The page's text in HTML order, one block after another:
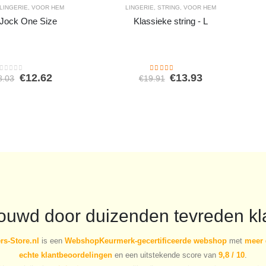
LINGERIE,VOOR HEM
One Size
out of 5Oorspronkelijke
€12.62Huidige
LINGERIE, STRING, VOOR HEM
Klassieke string - L
5.00out of 5
€19.91 Oorspronkelijke
€13.93Huidige
door duizenden tevreden
Store.nl is een WebshopKeurmerk-gecertificeerde webshop met meer
echte klantbeoordelingen en een uitstekende score van 9,8 / 10